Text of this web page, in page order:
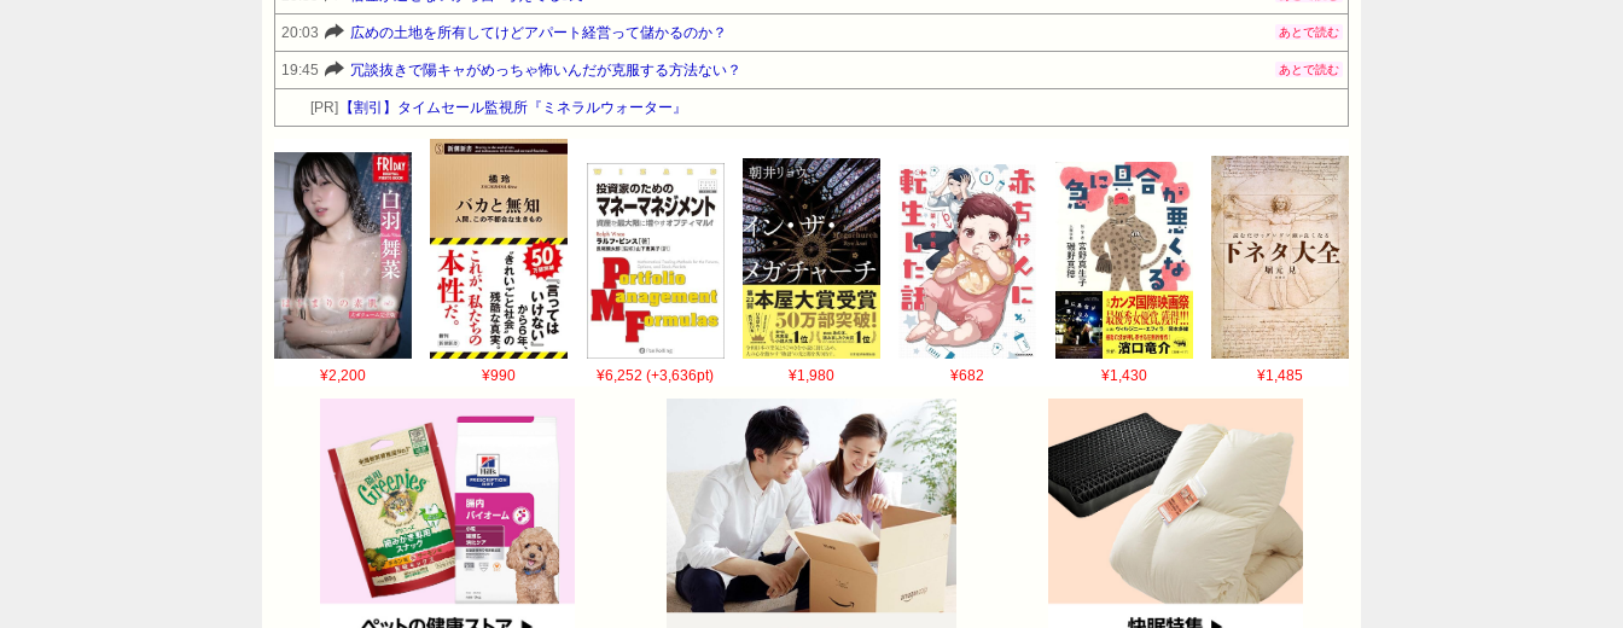
はまだ2カ月半 ありがとう頑張るよ！ 58:風吹けば名無し 2016/05/08(日) 20:11:36.270 ID:uKRXr3i80 >>54 謝れば許してくれると思うよ
今の会社に復帰することが一番正しい選択 59:風吹けば名無し 2016/05/08(日) 20:13:34.906 ID:Kh57invQa >>58 そうかー 考え直すのも
アリか 50:風吹けば名無し 2016/05/08(日) 20:08:29.893 ID:XREctbaxp 何歳？ 56:風吹けば名無し 2016/05/08(日) 20:10:25.515
ID:Kh57invQa >>50 22！ 60:風吹けば名無し 2016/05/08(日) 20:14:41.245 ID:Erz0iTD+0 なんだまだ若いやん 余裕余裕 やりたいことやん
なよ 63:風吹けば名無し 2016/05/08(日) 20:15:34.157 ID:Kh57invQa >>60 ありがとう！ 61:風吹けば名無し 2016/05/08(日) 20:14:44.477
ID:ilWDXhVnd 自分はまだ若い、先があると思いますか？ 64:風吹けば名無し 2016/05/08(日) 20:16:28.187 ID:Kh57invQa >>61 先はある
んだろうけど今のこの性格を直さないと変われないとは思ってる！ 62:風吹けば名無し 2016/05/08(日) 20:15:31.659 ID:JGhWSqxX0
BE:396731329-2BP(2016) 俺もバックレでしか辞めたことねぇわ 66:風吹けば名無し 2016/05/08(日) 20:17:03.612 ID:Kh57invQa >>62 ナ
カマwww 65:風吹けば名無し 2016/05/08(日) 20:17:01.378 ID:JGhWSqxX0 BE:396731329-2BP(2016) 言っとくが、バックレ癖は何歳に
なっても治らん。不治の病や。 67:風吹けば名無し 2016/05/08(日) 20:17:35.719 ID:Kh57invQa >>65 確かに一度でもばっくれをしてしま
うとクセになるね 68:風吹けば名無し 2016/05/08(日) 20:25:29.467 ID:QAUbpPgIp 試用期間は正社員では無いけど 70:風吹けば名無し
2016/05/08(日) 20:26:58.435 ID:Kh57invQa >>68 試用期間なかったよ！ すぐ社会保険加入させられたから 69:風吹けば名無し
2016/05/08(日) 20:26:20.717 ID:ilWDXhVnd 会社が、社会があなたを必要とする期間は思いの外短いものです。悪癖が改善されると良い
ですね。 71:風吹けば名無し 2016/05/08(日) 20:27:39.387 ID:Kh57invQa >>69 ありがとうございます 少しずつ直したいと思います 参照
20:03 広めの土地を所有してけどアパート経営って儲かるのか？ あとで読む
19:45 冗談抜きで陽キャがめっちゃ怖いんだが克服する方法ない？ あとで読む
[PR] 【割引】タイムセール監視所『ミネラルウォーター』
¥2,200 ¥990 ¥6,252 (+3,636pt) ¥1,980 ¥682 ¥1,430 ¥1,485